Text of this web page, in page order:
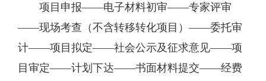
项目申报——电子材料初审——专家评审
——现场考查（不含转移转化项目 ） ——委托审
计——项目拟定——社会公示及征求意见——项
目审定——计划下达——书面材料提交——经费